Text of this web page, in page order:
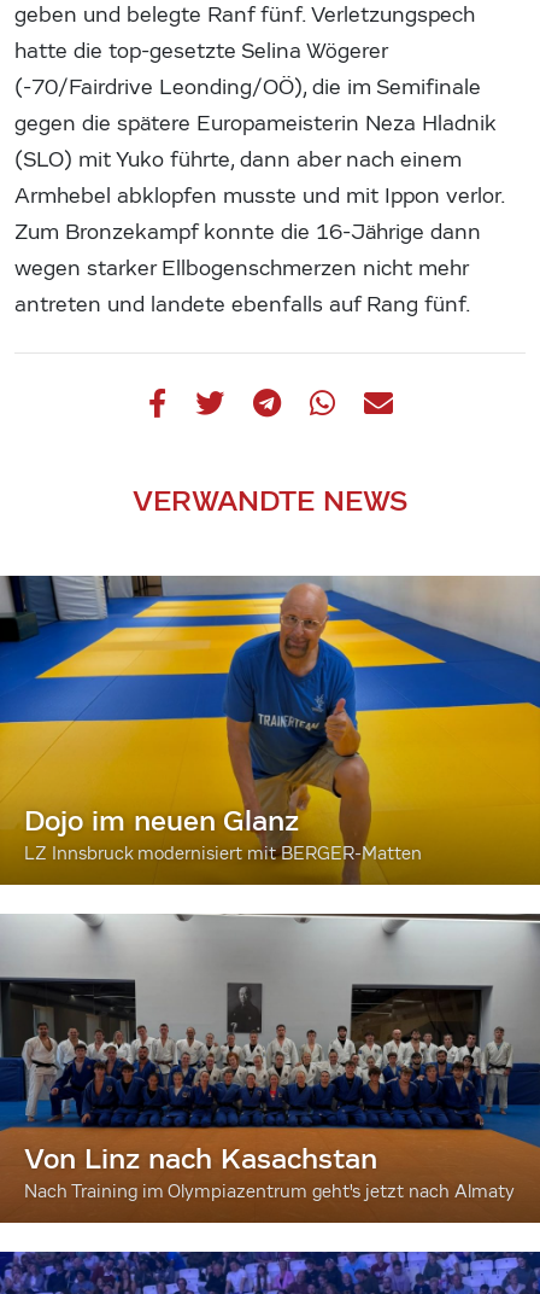
geben und belegte Ranf fünf. Verletzungspech
hatte die top-gesetzte Selina Wögerer
(-70/Fairdrive Leonding/OÖ), die im Semifinale
gegen die spätere Europameisterin Neza Hladnik
(SLO) mit Yuko führte, dann aber nach einem
Armhebel abklopfen musste und mit Ippon verlor.
Zum Bronzekampf konnte die 16-Jährige dann
wegen starker Ellbogenschmerzen nicht mehr
antreten und landete ebenfalls auf Rang fünf.
VERWANDTE NEWS
Dojo im neuen Glanz
LZ Innsbruck modernisiert mit BERGER-Matten
Von Linz nach Kasachstan
Nach Training im Olympiazentrum geht's jetzt nach Almaty